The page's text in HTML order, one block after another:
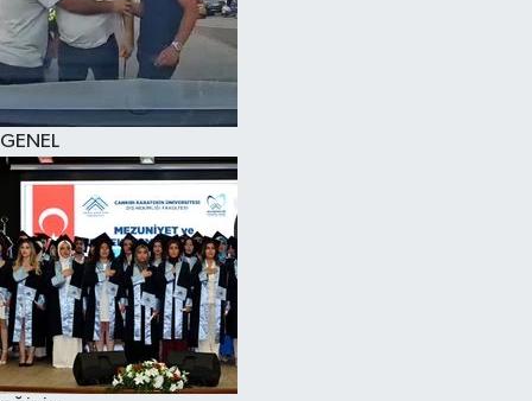
GENEL
KÜLTÜR SANAT
SAĞLIK
SİYASET
SPOR
TEKNOLOJİ